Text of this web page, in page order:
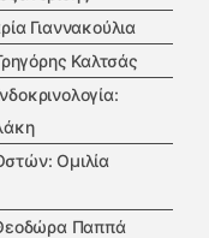
Γιαννακούλια
Καλτσάς
Ομιλία
Παππά